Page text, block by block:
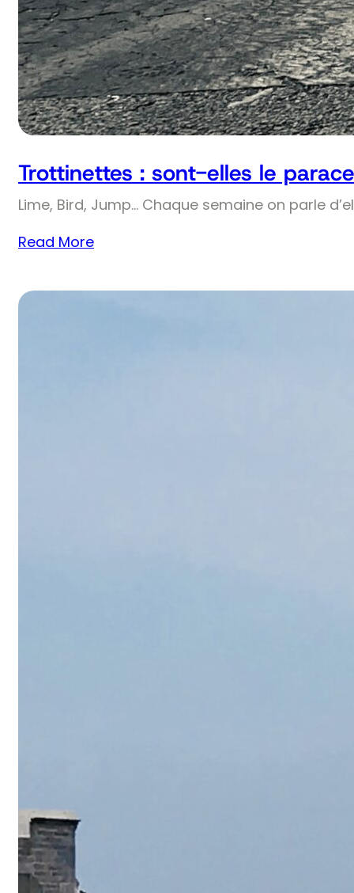
Trottinettes : sont-elles le
Lime, Bird, Jump… Chaque semaine on parle
Read More